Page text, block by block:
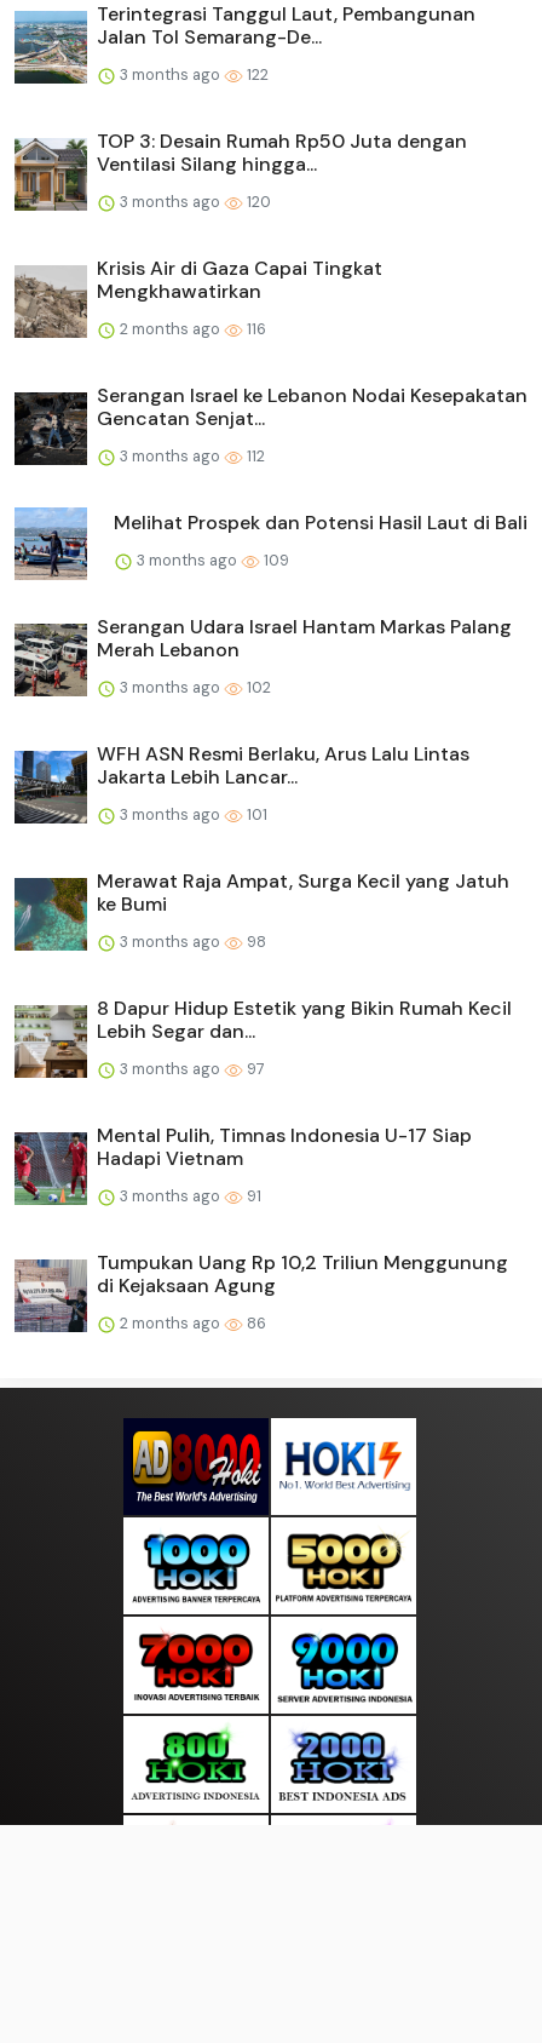
Terintegrasi Tanggul Laut, Pembangunan
Jalan Tol Semarang-De...
3 months ago 122
TOP 3: Desain Rumah Rp50 Juta dengan
Ventilasi Silang hingga...
3 months ago 120
Krisis Air di Gaza Capai Tingkat
Mengkhawatirkan
2 months ago 116
Serangan Israel ke Lebanon Nodai Kesepakatan
Gencatan Senjat...
3 months ago 112
Melihat Prospek dan Potensi Hasil Laut di Bali
3 months ago 109
Serangan Udara Israel Hantam Markas Palang
Merah Lebanon
3 months ago 102
WFH ASN Resmi Berlaku, Arus Lalu Lintas
Jakarta Lebih Lancar...
3 months ago 101
Merawat Raja Ampat, Surga Kecil yang Jatuh
ke Bumi
3 months ago 98
8 Dapur Hidup Estetik yang Bikin Rumah Kecil
Lebih Segar dan...
3 months ago 97
Mental Pulih, Timnas Indonesia U-17 Siap
Hadapi Vietnam
3 months ago 91
Tumpukan Uang Rp 10,2 Triliun Menggunung
di Kejaksaan Agung
2 months ago 86